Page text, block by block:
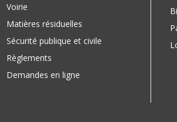
Voirie
Matières résiduelles
Sécurité publique et civile
Règlements
Demandes en ligne